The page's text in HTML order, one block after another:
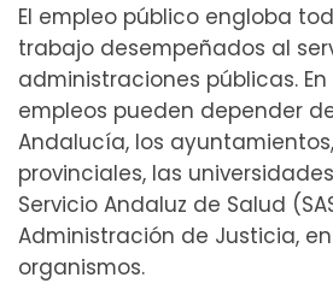
El empleo público engloba
trabajo desempeñados al
administraciones públicas.
empleos pueden depender
Andalucía, los
provinciales, las
Servicio Andaluz de Salud
Administración de Justicia,
organismos.